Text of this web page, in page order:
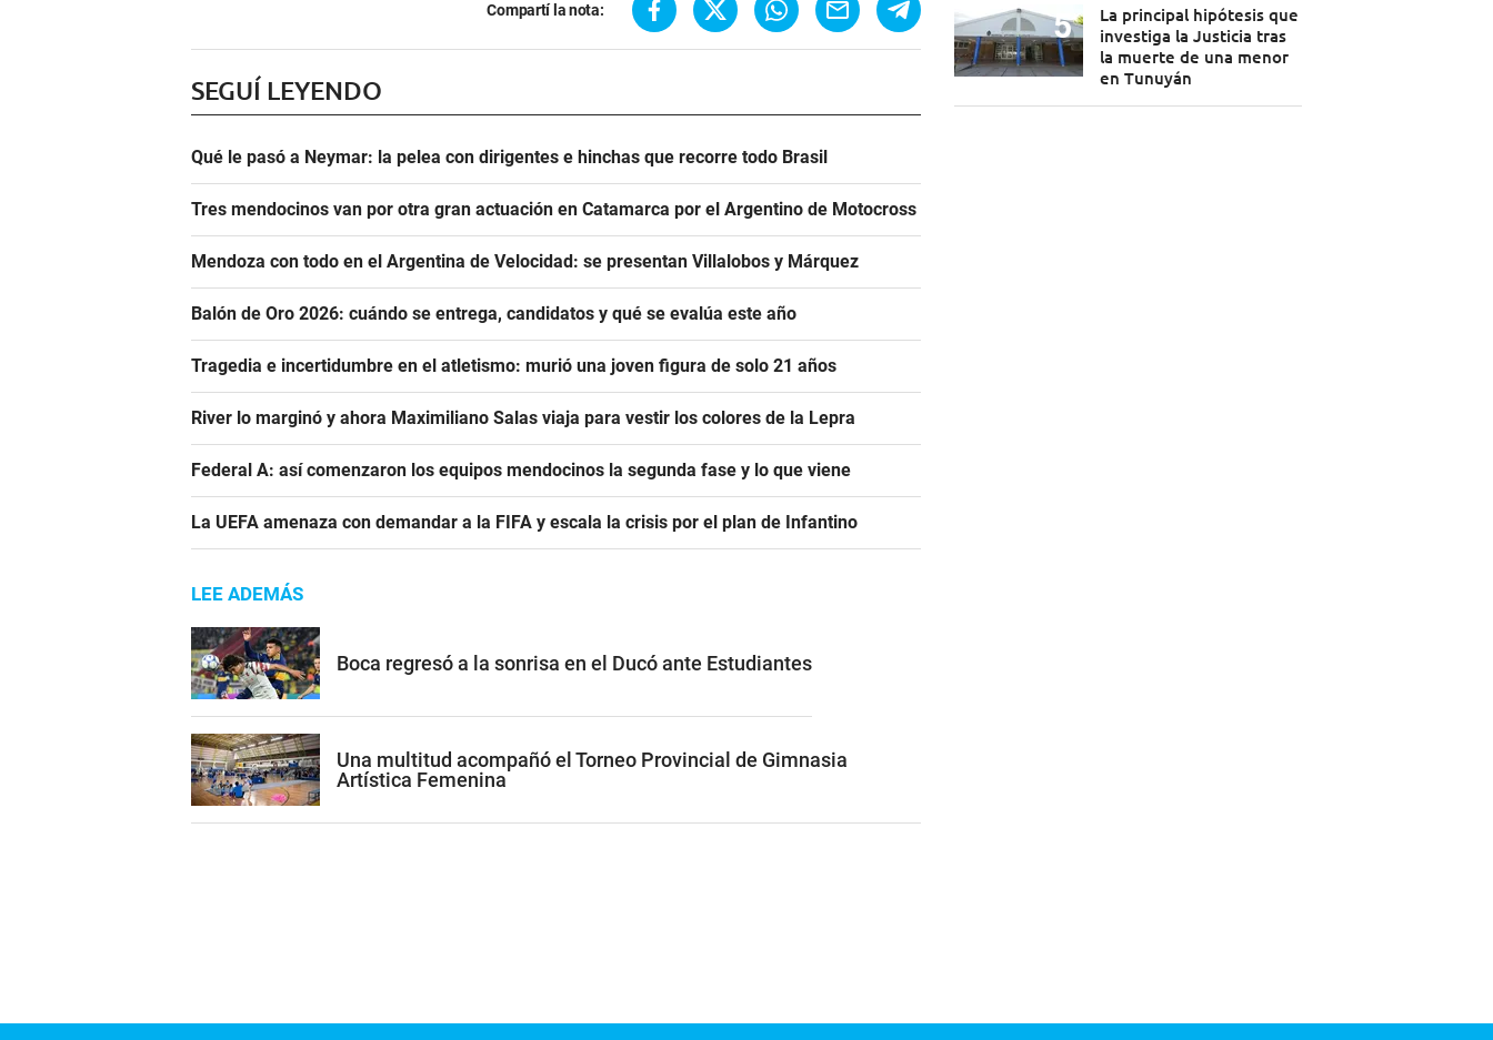
Compartí la nota:
SEGUÍ LEYENDO
Qué le pasó a Neymar: la pelea con dirigentes e hinchas que recorre todo Brasil
Tres mendocinos van por otra gran actuación en Catamarca por el Argentino de Motocross
Mendoza con todo en el Argentina de Velocidad: se presentan Villalobos y Márquez
Balón de Oro 2026: cuándo se entrega, candidatos y qué se evalúa este año
Tragedia e incertidumbre en el atletismo: murió una joven figura de solo 21 años
River lo marginó y ahora Maximiliano Salas viaja para vestir los colores de la Lepra
Federal A: así comenzaron los equipos mendocinos la segunda fase y lo que viene
La UEFA amenaza con demandar a la FIFA y escala la crisis por el plan de Infantino
LEE ADEMÁS
Boca regresó a la sonrisa en el Ducó ante Estudiantes
Una multitud acompañó el Torneo Provincial de Gimnasia
Artística Femenina
La principal hipótesis que
investiga la Justicia tras
la muerte de una menor
en Tunuyán